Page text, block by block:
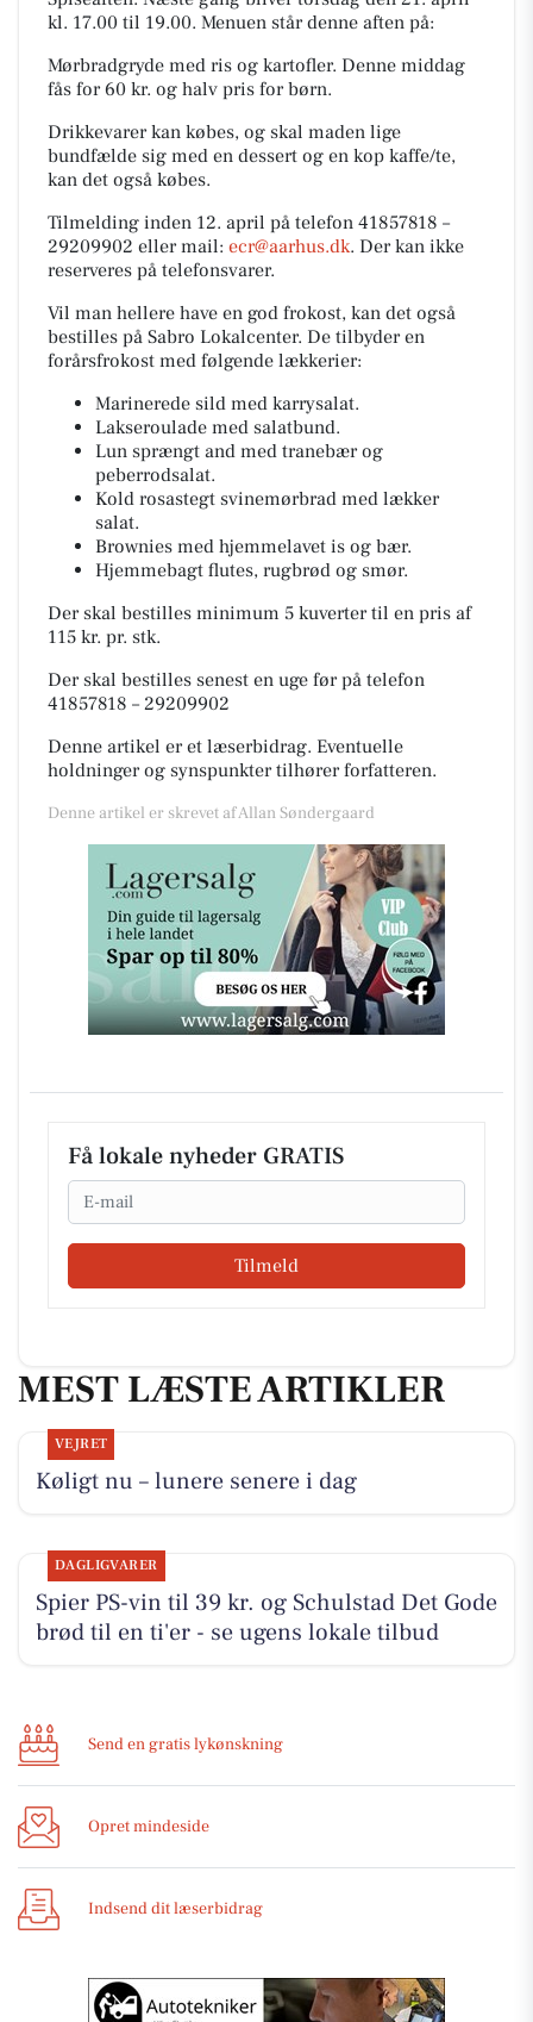
kl. 17.00 til 19.00. Menuen står denne aften på:
Mørbradgryde med ris og kartofler. Denne middag
fås for 60 kr. og halv pris for børn.
Drikkevarer kan købes, og skal maden lige
bundfælde sig med en dessert og en kop kaffe/te,
kan det også købes.
Tilmelding inden 12. april på telefon 41857818 –
29209902 eller mail: ecr@aarhus.dk. Der kan ikke
reserveres på telefonsvarer.
Vil man hellere have en god frokost, kan det også
bestilles på Sabro Lokalcenter. De tilbyder en
forårsfrokost med følgende lækkerier:
Marinerede sild med karrysalat.
Lakseroulade med salatbund.
Lun sprængt and med tranebær og
peberrodsalat.
Kold rosastegt svinemørbrad med lækker
salat.
Brownies med hjemmelavet is og bær.
Hjemmebagt flutes, rugbrød og smør.
Der skal bestilles minimum 5 kuverter til en pris af
115 kr. pr. stk.
Der skal bestilles senest en uge før på telefon
41857818 – 29209902
Denne artikel er et læserbidrag. Eventuelle
holdninger og synspunkter tilhører forfatteren.
Denne artikel er skrevet af Allan Søndergaard
Få lokale nyheder GRATIS
Email
Tilmeld
MEST LÆSTE ARTIKLER
VEJRET
Køligt nu – lunere senere i dag
DAGLIGVARER
Spier PS-vin til 39 kr. og Schulstad Det Gode
brød til en ti'er - se ugens lokale tilbud
Send en gratis lykønskning
Opret mindeside
Indsend dit læserbidrag